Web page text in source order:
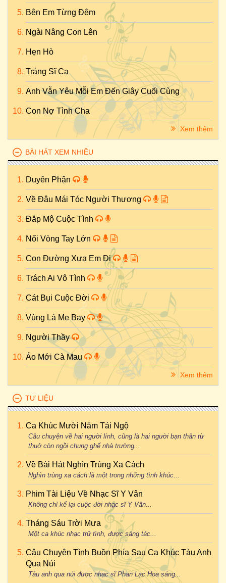
Bên Em Từng Đêm
Ngài Nâng Con Lên
Hẹn Hò
Tráng Sĩ Ca
Anh Vẫn Yêu Mỗi Em Đến Giây Cuối Cùng
Con Nợ Tình Cha
Xem thêm
BÀI HÁT XEM NHIỀU
Duyên Phận
Về Đâu Mái Tóc Người Thương
Đắp Mộ Cuộc Tình
Nối Vòng Tay Lớn
Con Đường Xưa Em Đi
Trách Ai Vô Tình
Cát Bụi Cuộc Đời
Vùng Lá Me Bay
Người Thầy
Áo Mới Cà Mau
Xem thêm
TƯ LIỆU
Ca Khúc Mười Năm Tái Ngộ
Câu chuyện về hai người lính, cũng là hai người bạn thân từ
thuở còn ngồi chung ghế nhà trường...
Về Bài Hát Nghìn Trùng Xa Cách
Nghìn trùng xa cách là một trong những tình khúc...
Phim Tài Liệu Về Nhạc Sĩ Y Vân
Không chỉ kể lại cuộc đời nhạc sĩ Y Vân...
Tháng Sáu Trời Mưa
Một ca khúc nhạc trữ tình, được sáng tác...
Câu Chuyện Tình Buồn Phía Sau Ca Khúc Tàu Anh
Qua Núi
Tàu anh qua núi được nhạc sĩ Phan Lạc Hoa sáng...